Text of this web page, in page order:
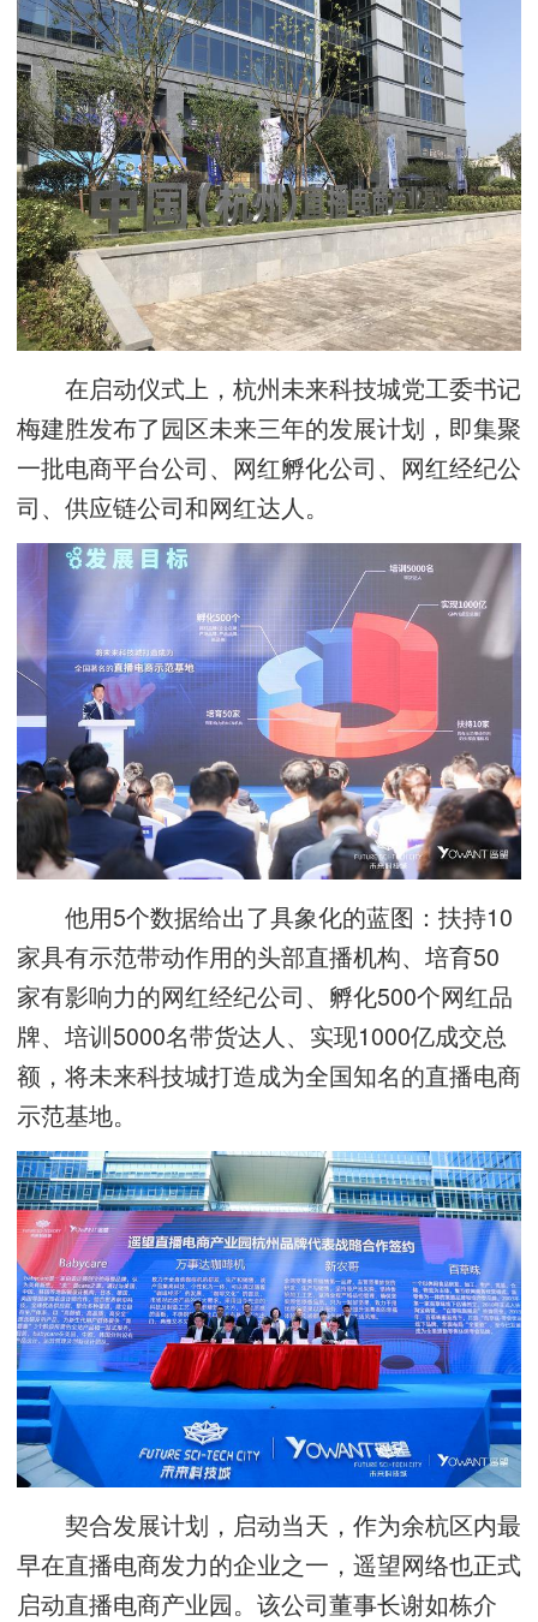
在启动仪式上，杭州未来科技城党工委书记
梅建胜发布了园区未来三年的发展计划，即集聚
一批电商平台公司、网红孵化公司、网红经纪公
司、供应链公司和网红达人。
他用5个数据给出了具象化的蓝图：扶持10
家具有示范带动作用的头部直播机构、培育50
家有影响力的网红经纪公司、孵化500个网红品
牌、培训5000名带货达人、实现1000亿成交总
额，将未来科技城打造成为全国知名的直播电商
示范基地。
契合发展计划，启动当天，作为余杭区内最
早在直播电商发力的企业之一，遥望网络也正式
启动直播电商产业园。该公司董事长谢如栋介